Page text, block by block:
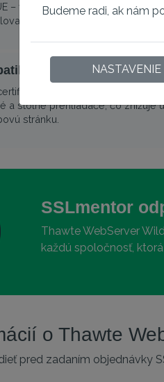
– v prípade, že stratíte svoj
certifikát, bude vám
so všetkými
nesie najvyššiu
a stolné prehliadače, čo znižuje
stránku.
SSLmentor
Thawte WebServer
každú spoločnosť,
o Thawte
pred zadaním objednávky
Budeme radi, ak nám
NASTAVENIE